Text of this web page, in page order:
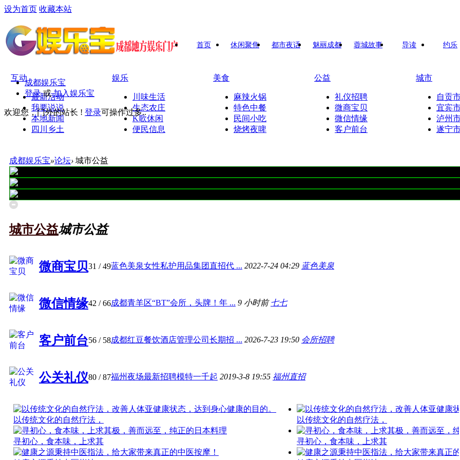
设为首页 收藏本站
成都娱乐宝
登录 或 加入娱乐宝
欢迎您，门外的站长 ! 登录可操作过多..
首页 休闲聚焦 都市夜话 魅丽成都 蓉城故事 导读 约乐
互动
最新活动
我要说说
本地新闻
四川乡土
娱乐
川味生活
生态农庄
K歌休闲
便民信息
美食
麻辣火锅
特色中餐
民间小吃
烧烤夜啤
公益
礼仪招聘
微商宝贝
微信情缘
客户前台
城市
自贡
宜宾
泸州
遂宁
成都娱乐宝»论坛› 城市公益
城市公益城市公益
微商宝贝31 / 49蓝色美泉女性私护用品集团直招代 ... 2022-7-24 04:29 蓝色美泉
微信情缘42 / 66成都青羊区“BT”会所，头牌！年 ... 9 小时前 七七
客户前台56 / 58成都红豆餐饮酒店管理公司长期招 ... 2026-7-23 19:50 会所招聘
公关礼仪80 / 87福州夜场最新招聘模特一千起 2019-3-8 19:55 福州直招
以传统文化的自然疗法，
寻初心，食本味，上求其
以传统文化的自然疗法，
寻初心，食本味，上求其